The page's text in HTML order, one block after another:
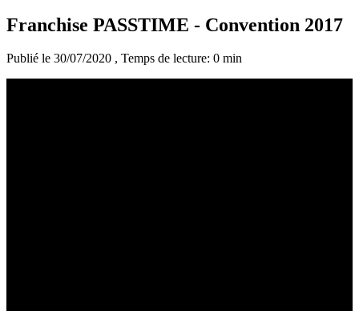
Franchise PASSTIME - Convention 2017
Publié le 30/07/2020 , Temps de lecture: 0 min